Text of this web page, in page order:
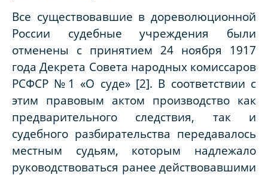
Все существовавшие в дореволюционной
России судебные учреждения были
отменены с принятием 24 ноября 1917
года Декрета Совета народных комиссаров
РСФСР №1 «О суде» [2]. В соответствии с
этим правовым актом производство как
предварительного следствия, так и
судебного разбирательства передавалось
местным судьям, которым надлежало
руководствоваться ранее действовавшими